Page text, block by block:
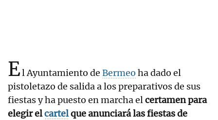
El Ayuntamiento de Bermeo ha dado el
pistoletazo de salida a los preparativos de sus
fiestas y ha puesto en marcha elcertamen para
elegir elcartelque anunciará las fiestas de